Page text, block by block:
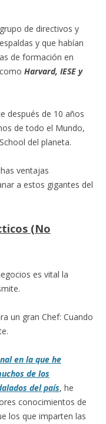
de directivos y
y que habían
de formación en
Harvard, IESE y
después de 10 años
de todo el Mundo,
del planeta.
ventajas
a estos gigantes del
(No
es vital la
un gran Chef: Cuando
en la que he
de los
del país, he
conocimientos de
los que imparten las